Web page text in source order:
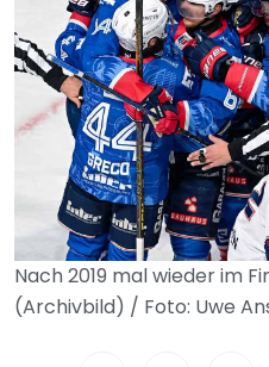
Nach 2019 mal wieder im
(Archivbild) / Foto: Uwe